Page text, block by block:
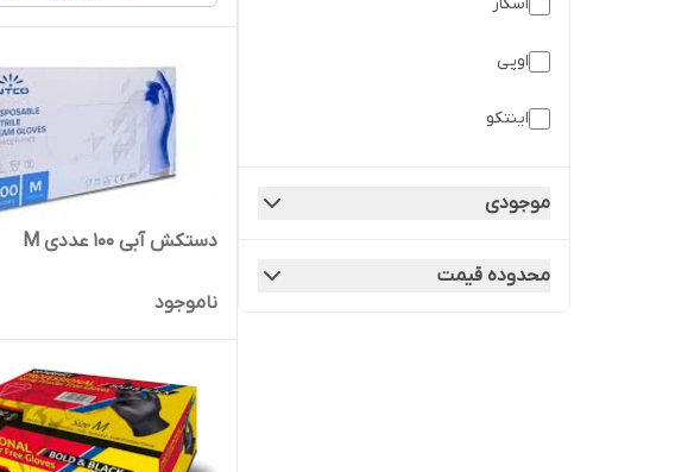
اوپی
اینتکو
موجودی
محدوده قیمت
دستکش آبی ۱۰۰ عددی M
ناموجود